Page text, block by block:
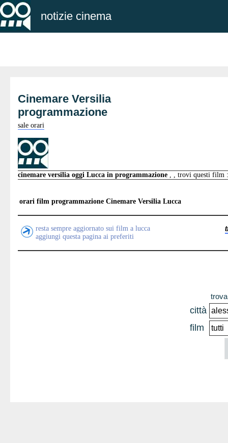
notizie cinema
Cinemare Versilia
programmazione
sale orari
cinemare versilia oggi Lucca in programmazione , , trovi questi film
orari film programmazione Cinemare Versilia Lucca
resta sempre aggiornato sui film a lucca
aggiungi questa pagina ai preferiti
città
film